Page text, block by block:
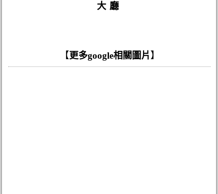
大廳
【更多google相關圖片 】